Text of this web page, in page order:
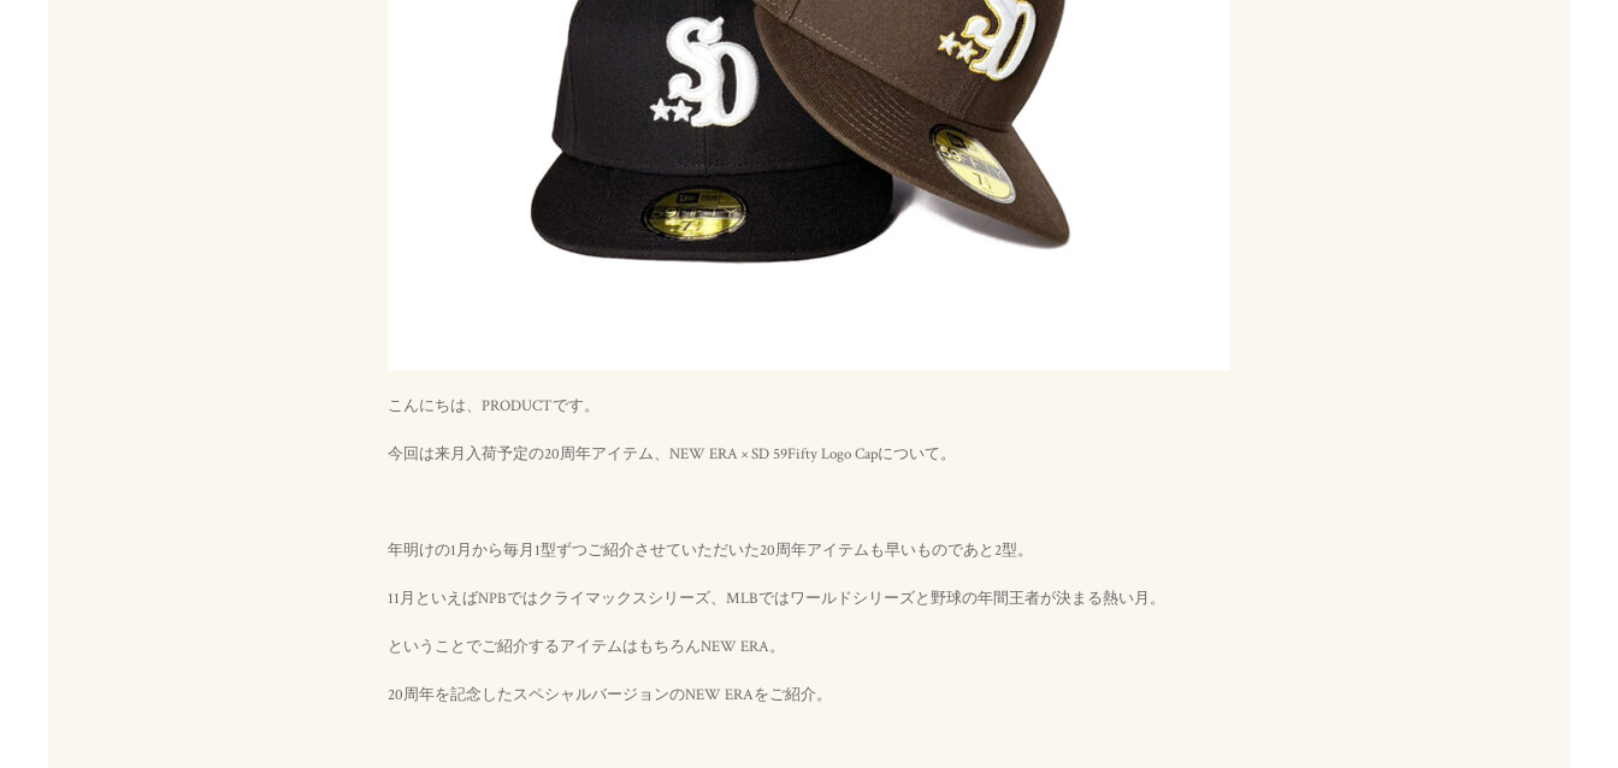
こんにちは、PRODUCTです。
今回は来月入荷予定の20周年アイテム、NEW ERA × SD 59Fifty Logo Capについて。
年明けの1月から毎月1型ずつご紹介させていただいた20周年アイテムも早いものであと2型。
11月といえばNPBではクライマックスシリーズ、MLBではワールドシリーズと野球の年間王者が決まる熱い月。
ということでご紹介するアイテムはもちろんNEW ERA。
20周年を記念したスペシャルバージョンのNEW ERAをご紹介。